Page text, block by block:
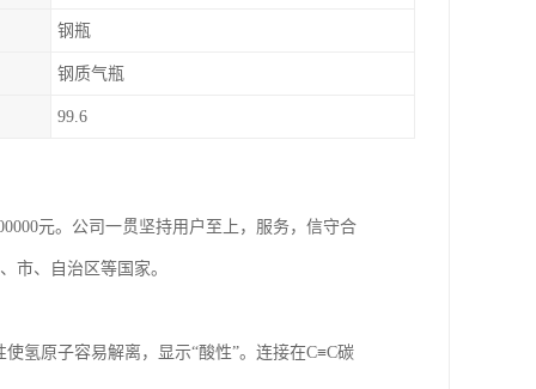
钢瓶
钢质气瓶
99.6
元。公司一贯坚持用户至上，服务，信守合
市、自治区等国家。
氢原子容易解离，显示“酸性”。连接在C≡C碳